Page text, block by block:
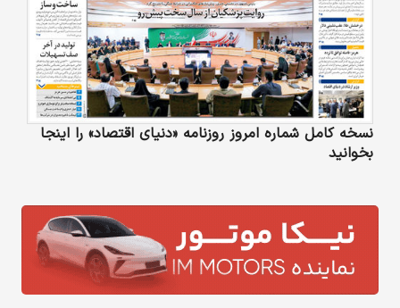
نسخه کامل شماره امروز روزنامه «دنیای‌ اقتصاد» را اینجا
بخوانید